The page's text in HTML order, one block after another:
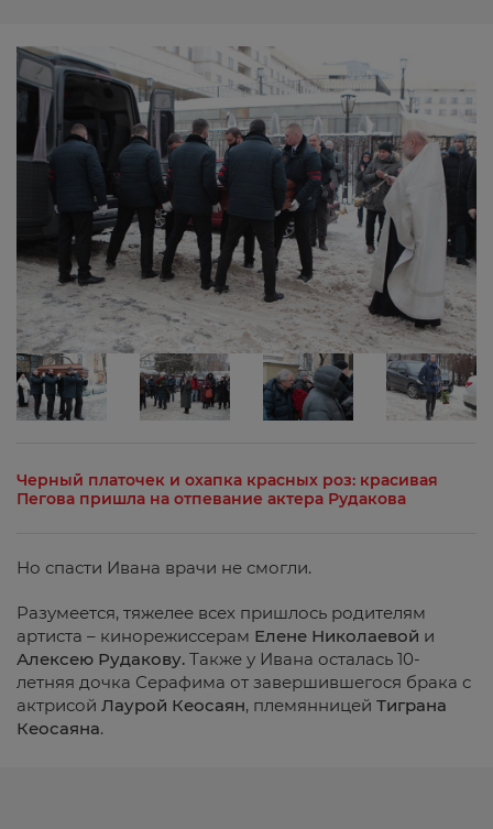
Черный платочек и охапка красных роз: красивая
Пегова пришла на отпевание актера Рудакова
Но спасти Ивана врачи не смогли.
Разумеется, тяжелее всех пришлось родителям
артиста – кинорежиссерам Елене Николаевой и
Алексею Рудакову. Также у Ивана осталась 10-
летняя дочка Серафима от завершившегося брака с
актрисой Лаурой Кеосаян, племянницей Тиграна
Кеосаяна.